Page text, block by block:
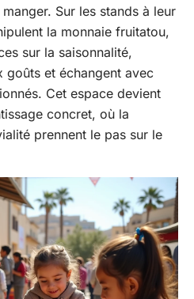
Sur les stands à leur
la monnaie fruitatou,
sur la saisonnalité,
goûts et échangent avec
Cet espace devient
concret, où la
prennent le pas sur le